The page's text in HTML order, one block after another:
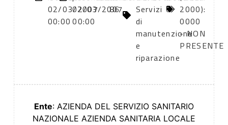
02/03/2007
00:00
02/03/2007
00:00
86
Servizi
di
manutenzione
e
riparazione
0
2000):
0000
- NON
PRESENTE
Ente: AZIENDA DEL SERVIZIO SANITARIO
NAZIONALE AZIENDA SANITARIA LOCALE